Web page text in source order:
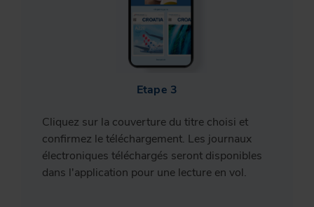
Etape 3
Cliquez sur la couverture du titre choisi et
confirmez le téléchargement. Les journaux
électroniques téléchargés seront disponibles
dans l'application pour une lecture en vol.